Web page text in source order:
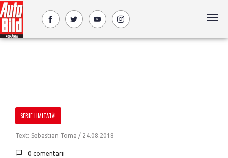
SERIE LIMITATĂ!
Text: Sebastian Toma / 24.08.2018
0 comentarii